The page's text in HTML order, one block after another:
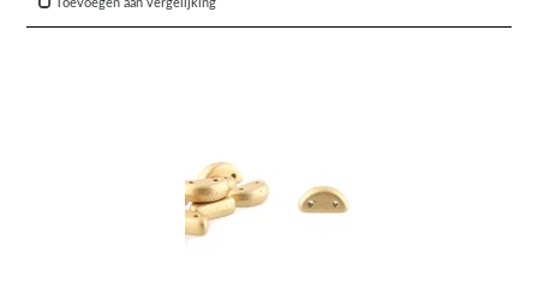
Toevoegen aan vergelijking